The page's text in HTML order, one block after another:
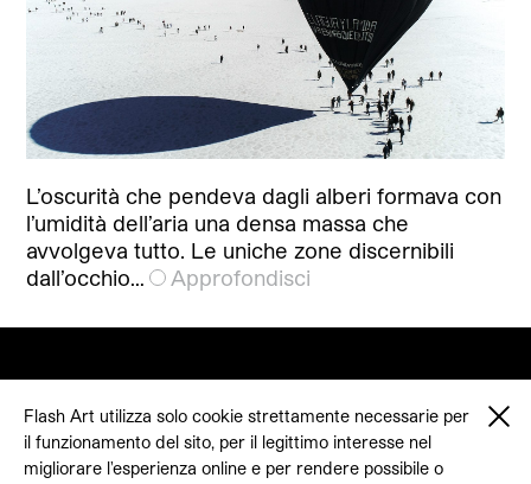
Flash Art utilizza solo cookie strettamente necessarie per
il funzionamento del sito, per il legittimo interesse nel
migliorare l'esperienza online e per rendere possibile o
L’oscurità che pendeva dagli alberi formava con
l’umidità dell’aria una densa massa che
avvolgeva tutto. Le uniche zone discernibili
dall’occhio…
Approfondisci
© 2026 Flash Art
Termini & condizioni